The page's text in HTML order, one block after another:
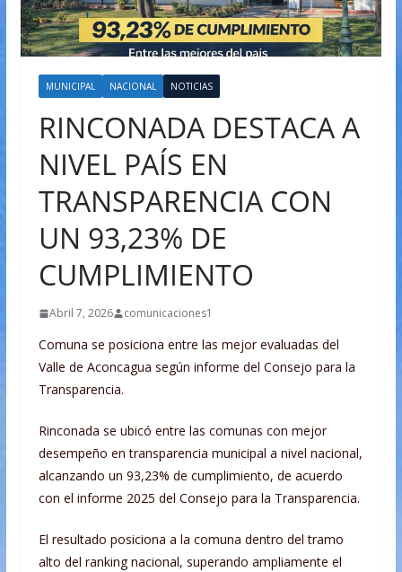
MUNICIPAL NACIONAL NOTICIAS
RINCONADA DESTACA A
NIVEL PAÍS EN
TRANSPARENCIA CON
UN 93,23% DE
CUMPLIMIENTO
Abril 7, 2026 comunicaciones1
Comuna se posiciona entre las mejor evaluadas del
Valle de Aconcagua según informe del Consejo para la
Transparencia.
Rinconada se ubicó entre las comunas con mejor
desempeño en transparencia municipal a nivel nacional,
alcanzando un 93,23% de cumplimiento, de acuerdo
con el informe 2025 del Consejo para la Transparencia.
El resultado posiciona a la comuna dentro del tramo
alto del ranking nacional, superando ampliamente el